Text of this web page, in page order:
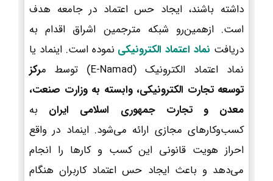
داشته باشند، ایجاد حس اعتماد در جامعه هدف
است. ازهمین‌رو شبکه مترجمین اشراق اقدام به
دریافت نماد اعتماد الکترونیکی نموده است. اینماد یا
نماد اعتماد الکترونیک (E-Namad) توسط م
رکز
توسعه تجارت الکترونیکی، وابسته به وزارت صنعت،
معدن و تجارت جمهوری اسلامی ایران به
کسب‌وکارهای مجازی ارائه می‌شود. اینماد در واقع
احراز هویت قانونی این کسب و کارها را انجام
می‌دهد و باعث ایجاد حس اعتماد کاربران هنگام